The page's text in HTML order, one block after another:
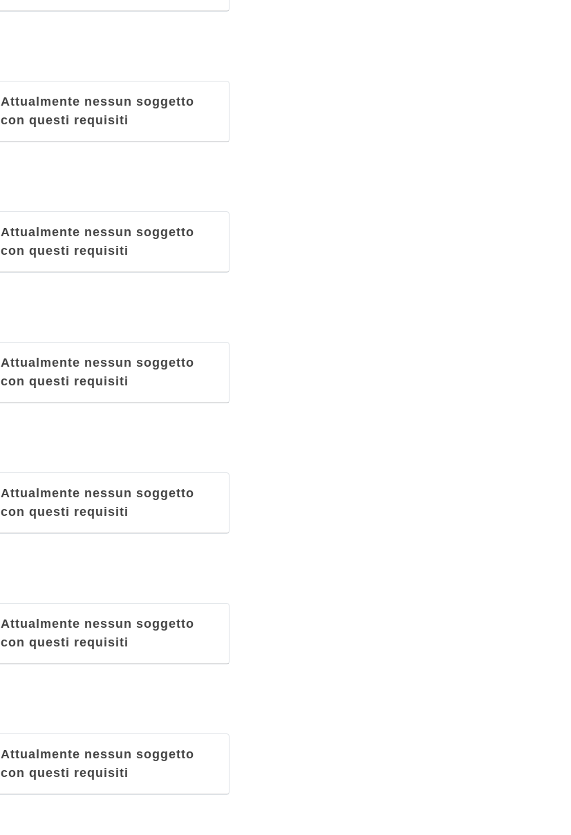
Attualmente nessun soggetto
con questi requisiti
Attualmente nessun soggetto
con questi requisiti
Attualmente nessun soggetto
con questi requisiti
Attualmente nessun soggetto
con questi requisiti
Attualmente nessun soggetto
con questi requisiti
Attualmente nessun soggetto
con questi requisiti